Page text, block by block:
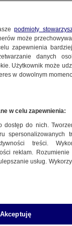
Kamala
dolarów dla
podmioty
może
zapewnienia
danych
Użytkownik może
w dowolnym
w celu zapewnienia:
dostęp do nich.
spersonalizowanych
treści.
reklam.
usług.
Akceptuję